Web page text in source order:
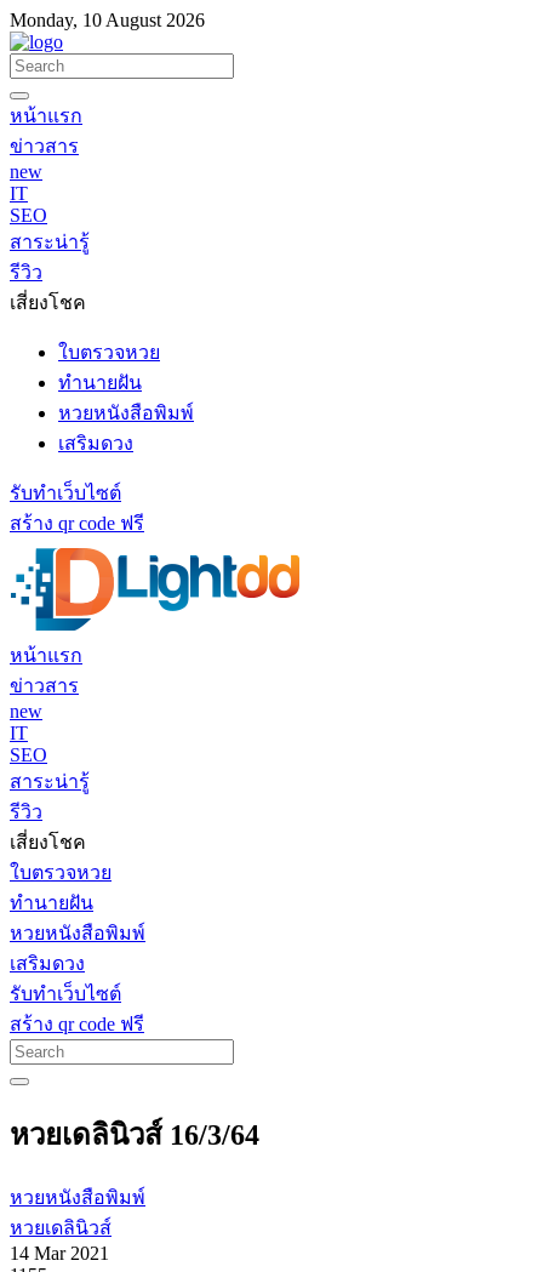
Monday, 10 August 2026
หน้าแรก
ข่าวสาร
new
IT
SEO
สาระน่ารู้
รีวิว
เสี่ยงโชค
ใบตรวจหวย
ทำนายฝัน
หวยหนังสือพิมพ์
เสริมดวง
รับทำเว็บไซต์
สร้าง qr code ฟรี
หน้าแรก
ข่าวสาร
new
IT
SEO
สาระน่ารู้
รีวิว
เสี่ยงโชค
ใบตรวจหวย
ทำนายฝัน
หวยหนังสือพิมพ์
เสริมดวง
รับทำเว็บไซต์
สร้าง qr code ฟรี
หวยเดลินิวส์ 16/3/64
หวยหนังสือพิมพ์
หวยเดลินิวส์
14 Mar 2021